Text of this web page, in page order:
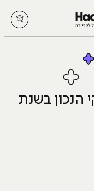
הנכון בשנת